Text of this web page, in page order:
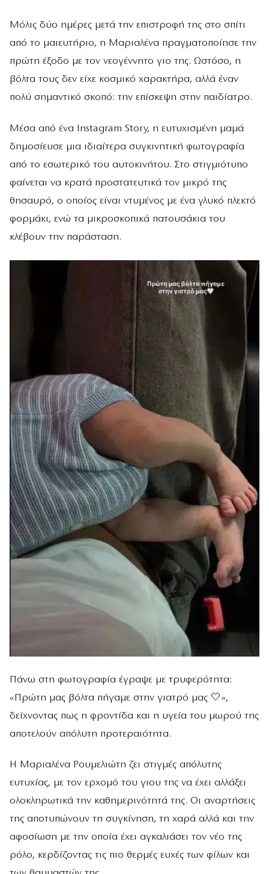
Μόλις δύο ημέρες μετά την επιστροφή της στο σπίτι
από το μαιευτήριο, η Μαριαλένα πραγματοποίησε την
πρώτη έξοδο με τον νεογέννητο γιο της. Ωστόσο, η
βόλτα τους δεν είχε κοσμικό χαρακτήρα, αλλά έναν
πολύ σημαντικό σκοπό: την επίσκεψη στην παιδίατρο.
Μέσα από ένα Instagram Story, η ευτυχισμένη μαμά
δημοσίευσε μια ιδιαίτερα συγκινητική φωτογραφία
από το εσωτερικό του αυτοκινήτου. Στο στιγμιότυπο
φαίνεται να κρατά προστατευτικά τον μικρό της
θησαυρό, ο οποίος είναι ντυμένος με ένα γλυκό πλεκτό
φορμάκι, ενώ τα μικροσκοπικά πατουσάκια του
κλέβουν την παράσταση.
Πάνω στη φωτογραφία έγραψε με τρυφερότητα:
«Πρώτη μας βόλτα πήγαμε στην γιατρό μας 🤍»,
δείχνοντας πως η φροντίδα και η υγεία του μωρού της
αποτελούν απόλυτη προτεραιότητα.
Η Μαριαλένα Ρουμελιώτη ζει στιγμές απόλυτης
ευτυχίας, με τον ερχομό του γιου της να έχει αλλάξει
ολοκληρωτικά την καθημερινότητά της. Οι αναρτήσεις
της αποτυπώνουν τη συγκίνηση, τη χαρά αλλά και την
αφοσίωση με την οποία έχει αγκαλιάσει τον νέο της
ρόλο, κερδίζοντας τις πιο θερμές ευχές των φίλων και